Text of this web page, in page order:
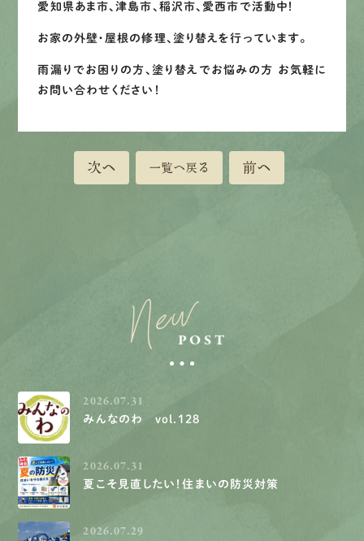
愛知県あま市、津島市、稲沢市、愛西市で活動中！
お家の外壁・屋根の修理、塗り替えを行っています。
雨漏りでお困りの方、塗り替えでお悩みの方 お気軽に
お問い合わせください！
次へ 一覧へ戻る 前へ
NewPOST
2026.07.31
みんなのわ vol.128
2026.07.31
夏こそ見直したい！住まいの防災対策
2026.07.29